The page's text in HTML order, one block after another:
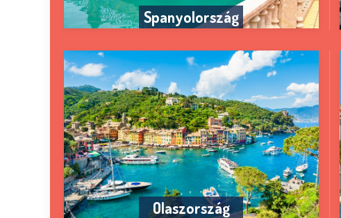
Spanyolország
Olaszország